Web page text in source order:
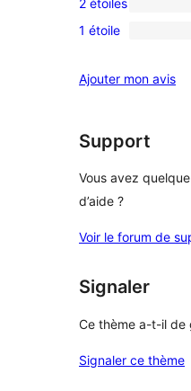
étoiles
à
4
avis
à
étoile
2
avis
2
0
à
étoile
1 étoile
Ajouter mon avis
Support
Vous avez
d’aide ?
Voir le forum de
Signaler
Ce thème a-t-il de
Signaler ce thème